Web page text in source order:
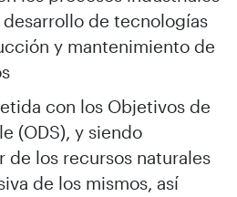
de tecnologías
y mantenimiento de
con los Objetivos de
(ODS), y siendo
de los recursos naturales
de los mismos, así